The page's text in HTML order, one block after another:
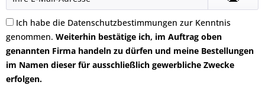
Ich habe die Datenschutzbestimmungen zur Kenntnis
genommen. Weiterhin bestätige ich, im Auftrag oben
genannten Firma handeln zu dürfen und meine Bestellungen
im Namen dieser für ausschließlich gewerbliche Zwecke
erfolgen.